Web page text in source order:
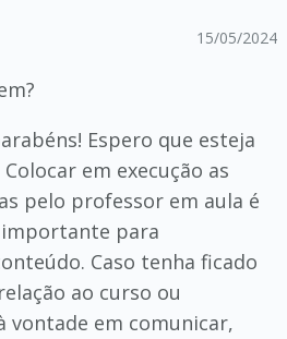
15/05/2024
Espero que esteja
em execução as
pelo professor em aula é
para
Caso tenha ficado
ao curso ou
vontade em comunicar,